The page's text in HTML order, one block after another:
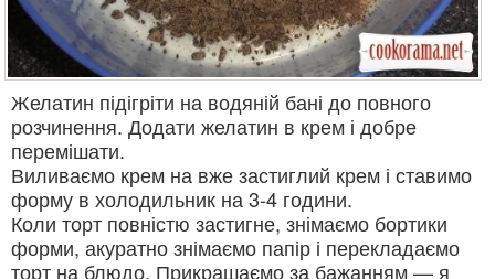
Желатин підігріти на водяній бані до повного
розчинення. Додати желатин в крем і добре
перемішати.
Виливаємо крем на вже застиглий крем і ставимо
форму в холодильник на 3-4 години.
Коли торт повністю застигне, знімаємо бортики
форми, акуратно знімаємо папір і перекладаємо
торт на блюдо. Прикрашаємо за бажанням — я